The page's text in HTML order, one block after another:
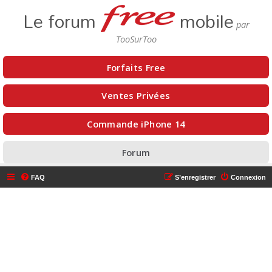
Le forum mobile
Forfaits Free
Ventes Privées
Commande iPhone 14
Forum
FAQ Connexion
S’enregistrer